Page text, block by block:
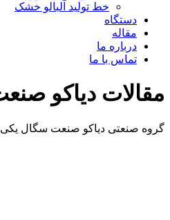
خط تولید آلبالو خشک
دستگاه
مقاله
درباره ما
تماس با ما
مقالات دیاکو
گروه صنعتی دیاکو صنعت سگال یکی